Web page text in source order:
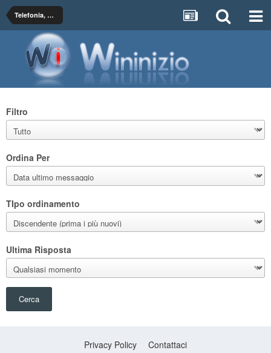
Telefonia, Palmari & GPS
Filtro
Ordina Per
TIpo ordinamento
Ultima Risposta
Cerca
Privacy Policy Contattaci